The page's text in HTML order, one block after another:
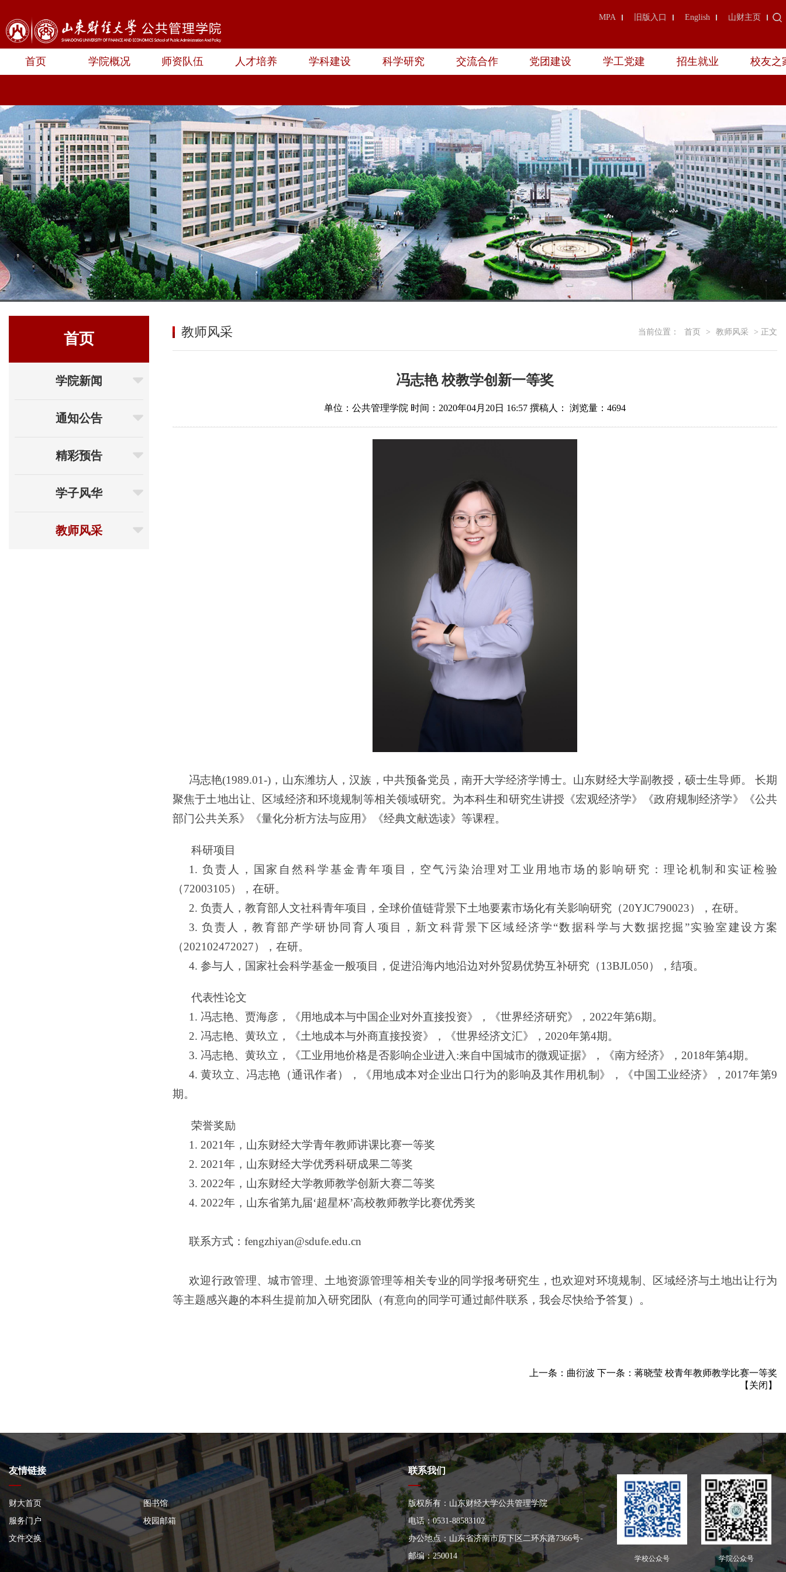
山财主页
English
旧版入口
MPA
首页 学院概况 师资队伍 人才培养 学科建设 科学研究 交流合作 党团建设 学工党建 招生就业 校友之
首页
学院新闻
通知公告
精彩预告
学子风华
教师风采
教师风采 当前位置： 首页 > 教师风采 > 正文
冯志艳 校教学创新一等奖
单位：公共管理学院 时间：2020年04月20日 16:57 撰稿人： 浏览量： 4694
冯志艳(1989.01-)，山东潍坊人，汉族，中共预备党员，南开大学经济学博士。山东财经大学副教授，硕士生导师。 长期
聚焦于土地出让、区域经济和环境规制等相关领域研究。为本科生和研究生讲授《宏观经济学》《政府规制经济学》《公共
部门公共关系》《量化分析方法与应用》《经典文献选读》等课程。
科研项目
1. 负责人，国家自然科学基金青年项目，空气污染治理对工业用地市场的影响研究：理论机制和实证检验
（72003105），在研。
2. 负责人，教育部人文社科青年项目，全球价值链背景下土地要素市场化有关影响研究（20YJC790023），在研。
3. 负责人，教育部产学研协同育人项目，新文科背景下区域经济学“数据科学与大数据挖掘”实验室建设方案
（202102472027），在研。
4. 参与人，国家社会科学基金一般项目，促进沿海内地沿边对外贸易优势互补研究（13BJL050），结项。
代表性论文
1. 冯志艳、贾海彦，《用地成本与中国企业对外直接投资》，《世界经济研究》，2022年第6期。
2. 冯志艳、黄玖立，《土地成本与外商直接投资》，《世界经济文汇》，2020年第4期。
3. 冯志艳、黄玖立，《工业用地价格是否影响企业进入:来自中国城市的微观证据》，《南方经济》，2018年第4期。
4. 黄玖立、冯志艳（通讯作者），《用地成本对企业出口行为的影响及其作用机制》，《中国工业经济》，2017年第9
期。
荣誉奖励
1. 2021年，山东财经大学青年教师讲课比赛一等奖
2. 2021年，山东财经大学优秀科研成果二等奖
3. 2022年，山东财经大学教师教学创新大赛二等奖
4. 2022年，山东省第九届‘超星杯’高校教师教学比赛优秀奖
联系方式： fengzhiyan@sdufe.edu.cn
欢迎行政管理、城市管理、土地资源管理等相关专业的同学报考研究生，也欢迎对环境规制、区域经济与土地出让行为
等主题感兴趣的本科生提前加入研究团队（有意向的同学可通过邮件联系，我会尽快给予答复）。
上一条： 曲衍波 下一条： 蒋晓莹 校青年教师教学比赛一等奖
【 关闭 】
友情链接
财大首页
图书馆
服务门户
校园邮箱
文件交换
联系我们
版权所有：山东财经大学公共管理学院
电话：0531-88583102
办公地点：山东省济南市历下区二环东路7366号-
邮编：250014
学校公众号 学院公众号